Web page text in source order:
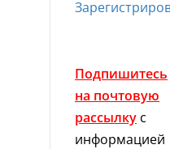
Подпишитесь
на почтовую
рассылку с
информацией